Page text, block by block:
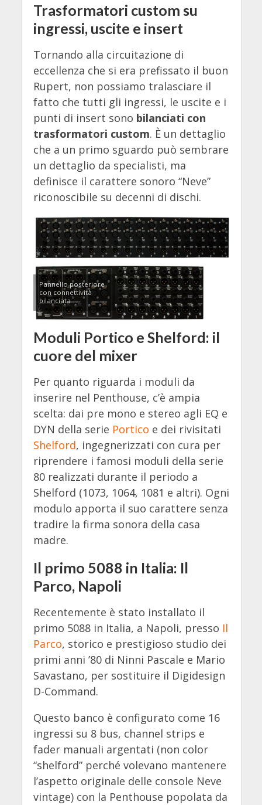
Trasformatori custom su
ingressi, uscite e insert
Tornando alla circuitazione di
eccellenza che si era prefissato il buon
Rupert, non possiamo tralasciare il
fatto che tutti gli ingressi, le uscite e i
punti di insert sono bilanciati con
trasformatori custom. È un dettaglio
che a un primo sguardo può sembrare
un dettaglio da specialisti, ma
definisce il carattere sonoro “Neve”
riconoscibile su decenni di dischi.
Pannello posteriore
con connettività
bilanciata
Moduli Portico e Shelford: il
cuore del mixer
Per quanto riguarda i moduli da
inserire nel Penthouse, c’è ampia
scelta: dai pre mono e stereo agli EQ e
DYN della serie Portico e dei rivisitati
Shelford, ingegnerizzati con cura per
riprendere i famosi moduli della serie
80 realizzati durante il periodo a
Shelford (1073, 1064, 1081 e altri). Ogni
modulo apporta il suo carattere senza
tradire la firma sonora della casa
madre.
Il primo 5088 in Italia: Il
Parco, Napoli
Recentemente è stato installato il
primo 5088 in Italia, a Napoli, presso Il
Parco, storico e prestigioso studio dei
primi anni ’80 di Ninni Pascale e Mario
Savastano, per sostituire il Digidesign
D-Command.
Questo banco è configurato come 16
ingressi su 8 bus, channel strips e
fader manuali argentati (non color
“shelford” perché volevano mantenere
l’aspetto originale delle console Neve
vintage) con la Penthouse popolata da